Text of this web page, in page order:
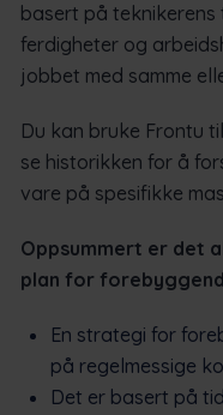
basert på
ferdigheter og
jobbet med samme
Du kan bruke Frontu
se historikken for å
vare på spesifikke
Oppsummert er det
plan for
En strategi for
på regelmessige
Det er basert på